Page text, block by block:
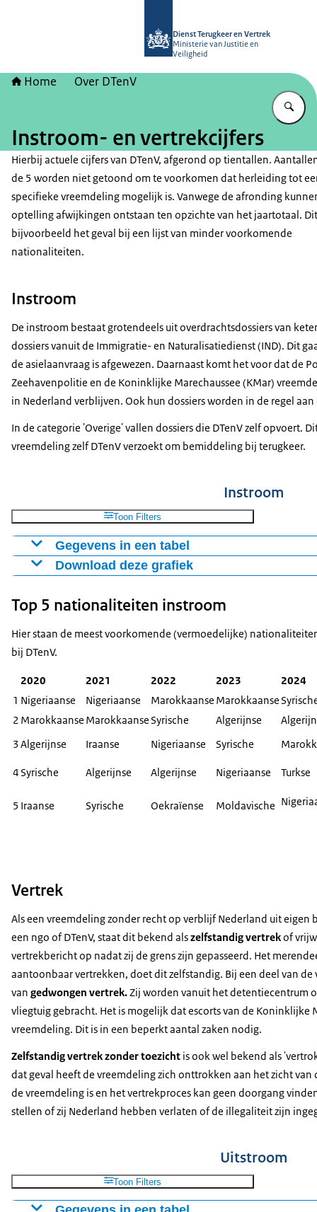
Dienst Terugkeer en Vertrek
Ministerie van Justitie en
Veiligheid
Home Over DTenV
Instroom- en vertrekcijfers
Hierbij actuele cijfers van DTenV, afgerond op tientallen.
de 5 worden niet getoond om te voorkomen dat herleiding tot
specifieke vreemdeling mogelijk is. Vanwege de afronding
optelling afwijkingen ontstaan ten opzichte van het jaartotaal.
bijvoorbeeld het geval bij een lijst van minder voorkomende
nationaliteiten.
Instroom
De instroom bestaat grotendeels uit overdrachtsdossiers van
dossiers vanuit de Immigratie- en Naturalisatiedienst (IND). Dit
de asielaanvraag is afgewezen. Daarnaast komt het voor dat de
Zeehavenpolitie en de Koninklijke Marechaussee (KMar)
in Nederland verblijven. Ook hun dossiers worden in de regel aan
In de categorie 'Overige' vallen dossiers die DTenV zelf opvoert.
vreemdeling zelf DTenV verzoekt om bemiddeling bij terugkeer.
Instroom
Toon Filters
Gegevens in een tabel
Instroom IND NP KMarOverige
2021
9200 2320880
1440
12830 2650820
2026
116101620420 2230
Download deze grafiek
Download CSV-bestand
Top 5 nationaliteiten instroom
Hier staan de meest voorkomende (vermoedelijke)
bij DTenV.
2020 2021 2022 2023
2024
1 Nigeriaanse Nigeriaanse Marokkaanse Marokkaanse
2 Marokkaanse MarokkaanseSyrische Algerijnse
3Algerijnse Iraanse Nigeriaanse Syrische
4Syrische Algerijnse Algerijnse Nigeriaanse Turkse
5 Iraanse Syrische Oekraïense Moldavische
Vertrek
Als een vreemdeling zonder recht op verblijf Nederland uit eigen
een ngo of DTenV, staat dit bekend alszelfstandig vertrekof
vertrekbericht op nadat zij de grens zijn gepasseerd. Het
aantoonbaar vertrekken, doet dit zelfstandig. Bij een deel van
van gedwongen vertrek.Zij worden vanuit het detentiecentrum
vliegtuig gebracht. Het is mogelijk dat escorts van de Koninklijke
vreemdeling. Dit is in een beperkt aantal zaken nodig.
Zelfstandig vertrek zonder toezicht isook wel bekend als
dat geval heeft de vreemdeling zich onttrokken aan het zicht van
de vreemdeling is en het vertrekproces kan geen doorgang
stellen of zij Nederland hebben verlaten of de illegaliteit zijn
Uitstroom
Toon Filters